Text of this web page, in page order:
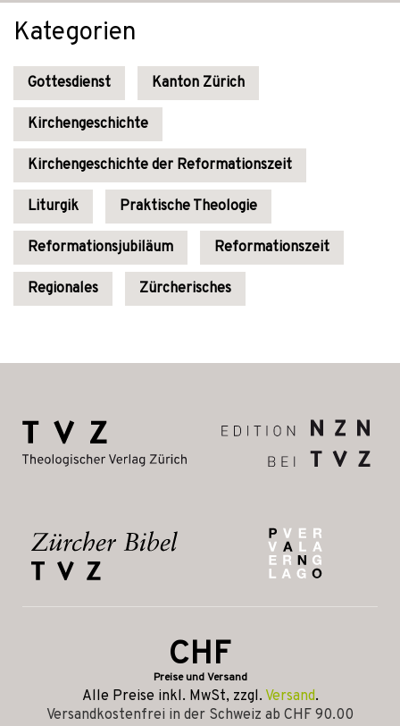
Kategorien
Gottesdienst Kanton Zürich
Kirchengeschichte
Kirchengeschichte der Reformationszeit
Liturgik Praktische Theologie
Reformationsjubiläum Reformationszeit
Regionales Zürcherisches
CHF
Preise und Versand
Alle Preise inkl. MwSt, zzgl. Versand.
Versandkostenfrei in der Schweiz ab CHF 90.00